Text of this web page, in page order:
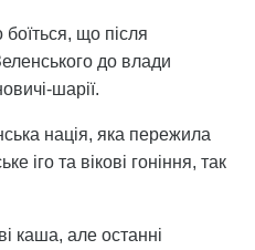
боїться, що після
до влади
шарії.
нація, яка пережила
іго та вікові гоніння, так
каша, але останні